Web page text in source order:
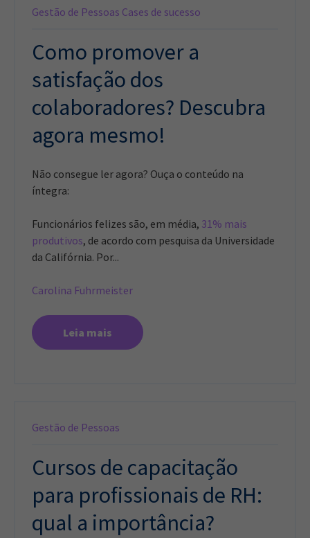
Gestão de Pessoas Cases de sucesso
Como promover a
satisfação dos
colaboradores? Descubra
agora mesmo!
Não consegue ler agora? Ouça o conteúdo na
íntegra:
Funcionários felizes são, em média, 31% mais
produtivos, de acordo com pesquisa da Universidade
da Califórnia. Por...
Carolina Fuhrmeister
Leia mais
Gestão de Pessoas
Cursos de capacitação
para profissionais de RH:
qual a importância?